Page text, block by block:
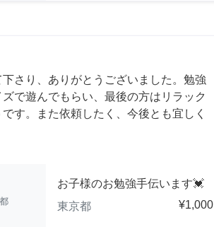
さり、ありがとうございました。勉強
で遊んでもらい、最後の方はリラック
す。また依頼したく、今後とも宜しく
お子様のお勉強手伝います💓
東京都
¥1,000